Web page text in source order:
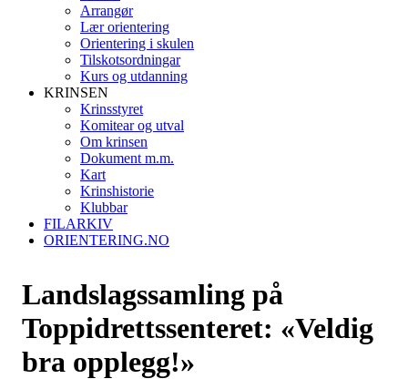
Arrangør
Lær orientering
Orientering i skulen
Tilskotsordningar
Kurs og utdanning
KRINSEN
Krinsstyret
Komitear og utval
Om krinsen
Dokument m.m.
Kart
Krinshistorie
Klubbar
FILARKIV
ORIENTERING.NO
Landslagssamling på
Toppidrettssenteret: «Veldig
bra opplegg!»